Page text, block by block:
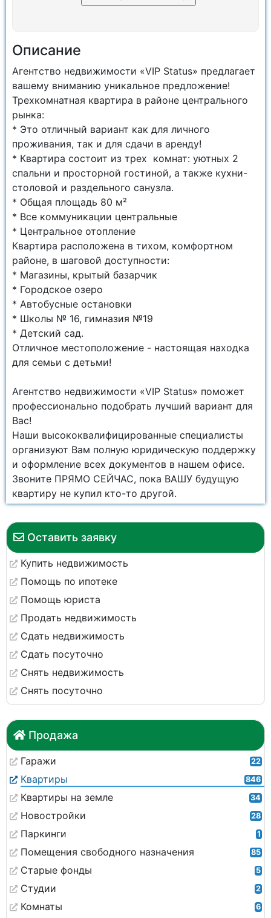
Оставить заявку
Купить недвижимость
Помощь по ипотеке
Помощь юриста
Продать недвижимость
Сдать недвижимость
Сдать посуточно
Снять недвижимость
Снять посуточно
Продажа
Гаражи 22
Квартиры 846
Квартиры на земле 34
Новостройки 28
Паркинги 1
Помещения свободного назначения 85
Старые фонды 5
Студии 2
Комнаты 6
Описание
Агентство недвижимости «VIP Status» предлагает
вашему вниманию уникальное предложение!
Трехкомнатная квартира в районе центрального
рынка:
* Это отличный вариант как для личного
проживания, так и для сдачи в аренду!
* Квартира состоит из трех комнат: уютных 2
спальни и просторной гостиной, а также кухни-
столовой и раздельного санузла.
* Общая площадь 80 м²
* Все коммуникации центральные
* Центральное отопление
Квартира расположена в тихом, комфортном
районе, в шаговой доступности:
* Магазины, крытый базарчик
* Городское озеро
* Автобусные остановки
* Школы № 16, гимназия №19
* Детский сад.
Отличное местоположение - настоящая находка
для семьи с детьми!
Агентство недвижимости «VIP Status» поможет
профессионально подобрать лучший вариант для
Вас!
Наши высококвалифицированные специалисты
организуют Вам полную юридическую поддержку
и оформление всех документов в нашем офисе.
Звоните ПРЯМО СЕЙЧАС, пока ВАШУ будущую
квартиру не купил кто-то другой.